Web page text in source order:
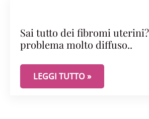
Sai tutto dei fibromi
problema molto diffuso..
SAI TUTTO DEI FIBROMI
LEGGI TUTTO »